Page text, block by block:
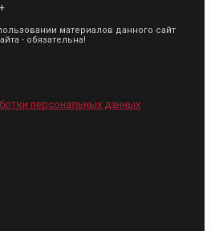
материалов данного сайт
- обязательна!
персональных данных